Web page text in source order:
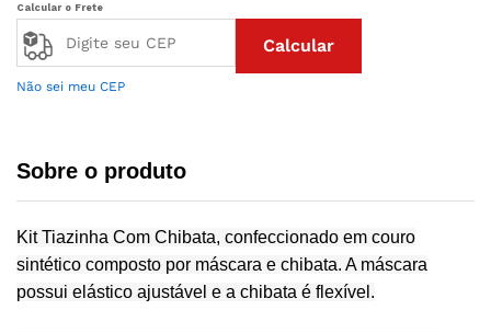
Calcular o Frete
Calcular
Não sei meu CEP
Sobre o produto
Kit Tiazinha Com Chibata, confeccionado em couro
sintético composto por máscara e chibata. A máscara
possui elástico ajustável e a chibata é flexível.